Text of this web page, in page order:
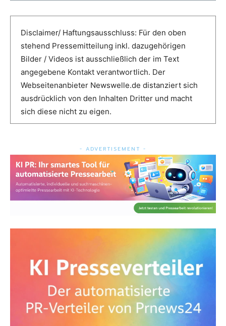
Disclaimer/ Haftungsausschluss: Für den oben
stehend Pressemitteilung inkl. dazugehörigen
Bilder / Videos ist ausschließlich der im Text
angegebene Kontakt verantwortlich. Der
Webseitenanbieter Newswelle.de distanziert sich
ausdrücklich von den Inhalten Dritter und macht
sich diese nicht zu eigen.
- ADVERTISEMENT -